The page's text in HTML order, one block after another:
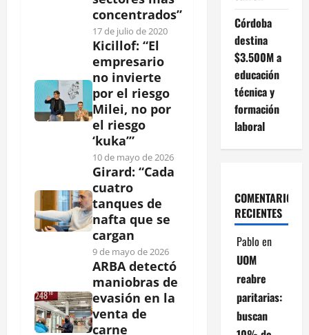
concentrados”
17 de julio de 2020
Kicillof: “El
empresario
no invierte
por el riesgo
Milei, no por
el riesgo
‘kuka’”
10 de mayo de 2026
Girard: “Cada
cuatro
tanques de
nafta que se
cargan
9 de mayo de 2026
ARBA detectó
maniobras de
evasión en la
venta de
carne
Córdoba
destina
$3.500M a
educación
técnica y
formación
laboral
COMENTARIOS
RECIENTES
Pablo en
UOM
reabre
paritarias:
buscan